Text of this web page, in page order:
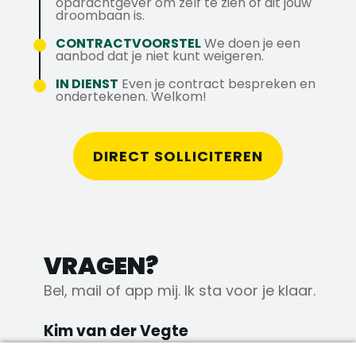
plek waar je met trots kunt werken, samen
met collega's die voor elkaar klaarstaan.
Samen zorgen we dat miljoenen
aardappelproducten elke dag perfect op
tafel komen! Meer weten of solliciteren?
Bel Kim via 076 - 206 10 00, mail jouw CV
naar kim@axstechniek.nl of stuur een
droombaan is.
CONTRACTVOORSTELWe doen je een
aanbod dat je niet kunt weigeren.
IN DIENST Even je contract bespreken en
ondertekenen. Welkom!
DIRECT SOLLICITEREN
VRAGEN?
Bel, mail of app mij. Ik sta voor je klaar.
Kim van der Vegte